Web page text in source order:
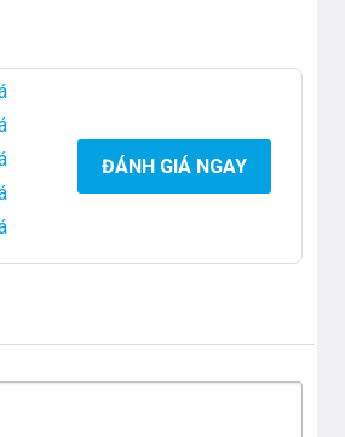
ĐÁNH GIÁ NGAY